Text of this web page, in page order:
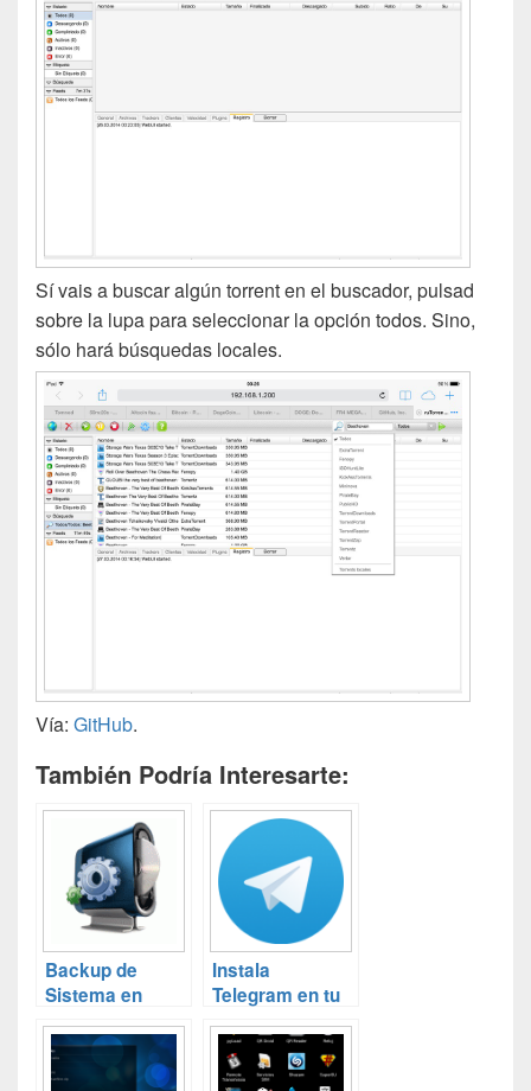
Sí vais a buscar algún torrent en el buscador, pulsad
sobre la lupa para seleccionar la opción todos. Sino,
sólo hará búsquedas locales.
Vía: GitHub.
También Podría Interesarte:
Backup de
Sistema en
Debian (y 2)
Instala
Telegram en tu
Raspberry Pi en
tres sencillos
pasos